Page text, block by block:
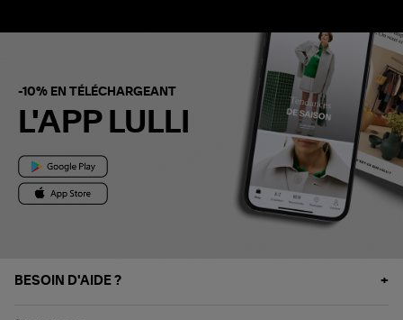
-10% EN TÉLÉCHARGEANT
L'APP LULLI
BESOIN D'AIDE ?